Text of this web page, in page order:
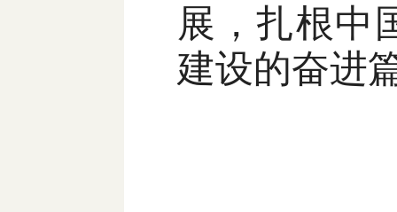
展，扎根中
建设的奋进